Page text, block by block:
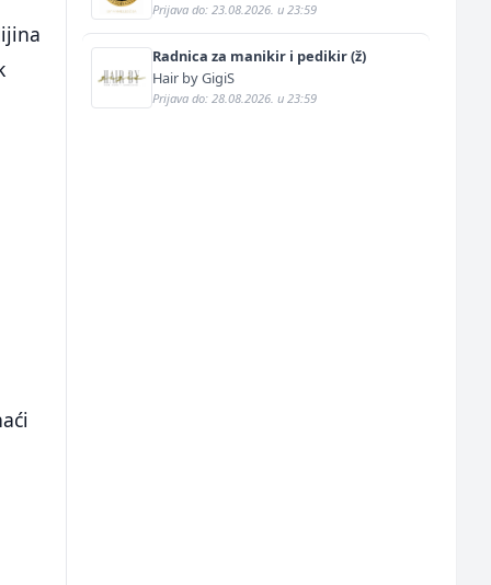
Prijava do: 23.08.2026. u 23:59
Radnica za manikir i pedikir (ž)
Hair by GigiS
Prijava do: 28.08.2026. u 23:59